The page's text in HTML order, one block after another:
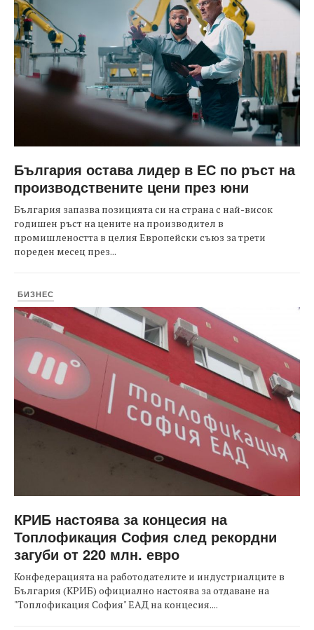
България остава лидер в ЕС по ръст на
производствените цени през юни
България запазва позицията си на страна с най-висок
годишен ръст на цените на производител в
промишлеността в целия Европейски съюз за трети
пореден месец през...
БИЗНЕС
КРИБ настоява за концесия на
Топлофикация София след рекордни
загуби от 220 млн. евро
Конфедерацията на работодателите и индустриалците в
България (КРИБ) официално настоява за отдаване на
"Топлофикация София" ЕАД на концесия....